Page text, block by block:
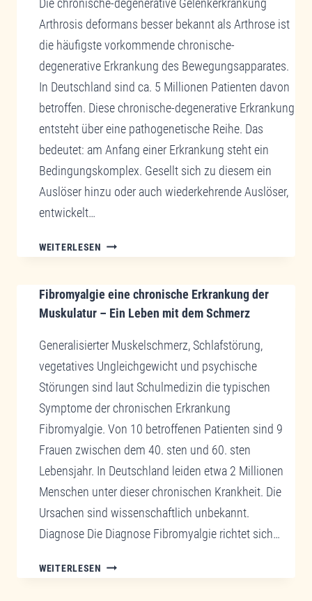
Die chronische-degenerative Gelenkerkrankung
Arthrosis deformans besser bekannt als Arthrose ist
die häufigste vorkommende chronische-
degenerative Erkrankung des Bewegungsapparates.
In Deutschland sind ca. 5 Millionen Patienten davon
betroffen. Diese chronische-degenerative Erkrankung
entsteht über eine pathogenetische Reihe. Das
bedeutet: am Anfang einer Erkrankung steht ein
Bedingungskomplex. Gesellt sich zu diesem ein
Auslöser hinzu oder auch wiederkehrende Auslöser,
entwickelt…
WEITERLESEN CHRONISCHE
DEGENERATIVE
„ARTHROSIS
DEFORMANS“
„ARTHROSE“,
EINE
KRANKHEIT
AUF
ETAPPEN
Fibromyalgie eine chronische Erkrankung der
Muskulatur – Ein Leben mit dem Schmerz
Generalisierter Muskelschmerz, Schlafstörung,
vegetatives Ungleichgewicht und psychische
Störungen sind laut Schulmedizin die typischen
Symptome der chronischen Erkrankung
Fibromyalgie. Von 10 betroffenen Patienten sind 9
Frauen zwischen dem 40. sten und 60. sten
Lebensjahr. In Deutschland leiden etwa 2 Millionen
Menschen unter dieser chronischen Krankheit. Die
Ursachen sind wissenschaftlich unbekannt.
Diagnose Die Diagnose Fibromyalgie richtet sich…
WEITERLESEN FIBROMYALGIE
EINE